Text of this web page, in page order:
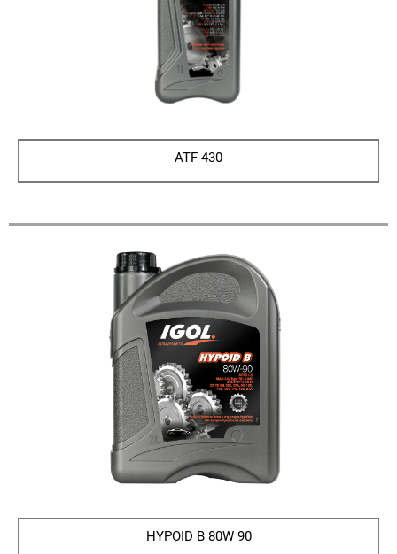
ATF 430
HYPOID B 80W 90